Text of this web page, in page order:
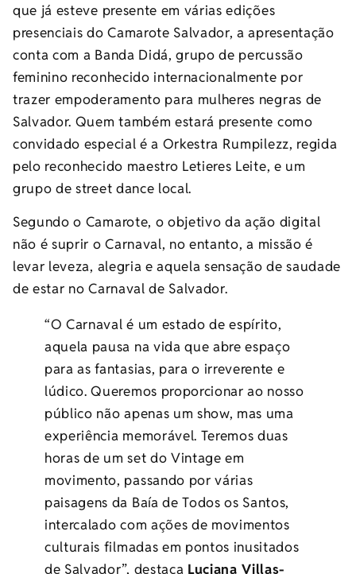
que já esteve presente em várias edições
presenciais do Camarote Salvador, a apresentação
conta com a Banda Didá, grupo de percussão
feminino reconhecido internacionalmente por
trazer empoderamento para mulheres negras de
Salvador. Quem também estará presente como
convidado especial é a Orkestra Rumpilezz, regida
pelo reconhecido maestro Letieres Leite, e um
grupo de street dance local.
Segundo o Camarote, o objetivo da ação digital
não é suprir o Carnaval, no entanto, a missão é
levar leveza, alegria e aquela sensação de saudade
de estar no Carnaval de Salvador.
“O Carnaval é um estado de espírito,
aquela pausa na vida que abre espaço
para as fantasias, para o irreverente e
lúdico. Queremos proporcionar ao nosso
público não apenas um show, mas uma
experiência memorável. Teremos duas
horas de um set do Vintage em
movimento, passando por várias
paisagens da Baía de Todos os Santos,
intercalado com ações de movimentos
culturais filmadas em pontos inusitados
de Salvador”, destaca Luciana Villas-